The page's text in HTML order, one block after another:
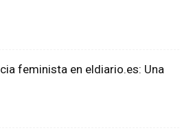
feminista en eldiario.es: Una